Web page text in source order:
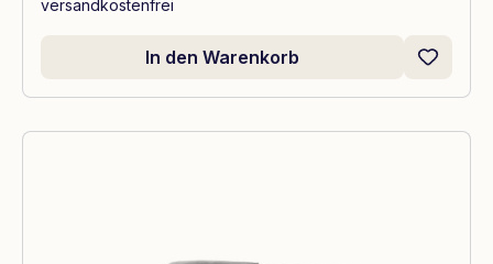
versandkostenfrei
In den Warenkorb